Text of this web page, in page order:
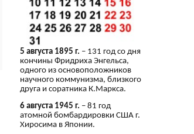
5 августа 1895 г. – 131 год со дня
кончины Фридриха Энгельса,
одного из основоположников
научного коммунизма, близкого
друга и соратника К.Маркса.
6 августа 1945 г. – 81 год
атомной бомбардировки США г.
Хиросима в Японии.